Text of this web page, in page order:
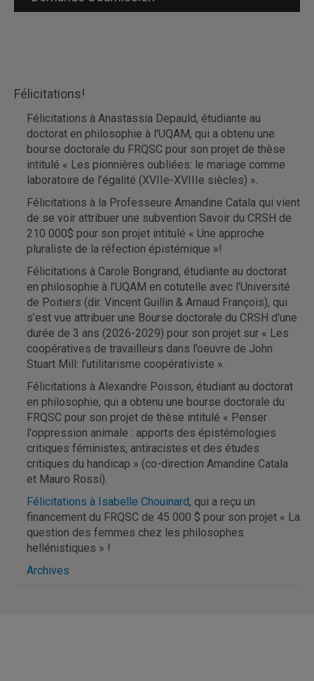
Félicitations!
Félicitations à Anastassia Depauld, étudiante au
doctorat en philosophie à l'UQAM, qui a obtenu une
bourse doctorale du FRQSC pour son projet de thèse
intitulé « Les pionnières oubliées: le mariage comme
laboratoire de l’égalité (XVIIe-XVIIIe siècles) ».
Félicitations à la Professeure Amandine Catala qui vient
de se voir attribuer une subvention Savoir du CRSH de
210 000$ pour son projet intitulé « Une approche
pluraliste de la réfection épistémique »!
Félicitations à Carole Bongrand, étudiante au doctorat
en philosophie à l’UQAM en cotutelle avec l’Université
de Poitiers (dir. Vincent Guillin & Arnaud François), qui
s’est vue attribuer une Bourse doctorale du CRSH d'une
durée de 3 ans (2026-2029) pour son projet sur « Les
coopératives de travailleurs dans l’oeuvre de John
Stuart Mill: l’utilitarisme coopérativiste ».
Félicitations à Alexandre Poisson, étudiant au doctorat
en philosophie, qui a obtenu une bourse doctorale du
FRQSC pour son projet de thèse intitulé « Penser
l'oppression animale : apports des épistémologies
critiques féministes, antiracistes et des études
critiques du handicap » (co-direction Amandine Catala
et Mauro Rossi).
Félicitations à Isabelle Chouinard, qui a reçu un
financement du FRQSC de 45 000 $ pour son projet « La
question des femmes chez les philosophes
hellénistiques » !
Archives